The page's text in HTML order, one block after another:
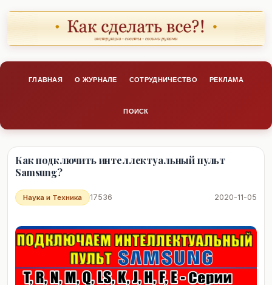
ГЛАВНАЯ О ЖУРНАЛЕ СОТРУДНИЧЕСТВО РЕКЛАМА
ПОИСК
Как подключить интеллектуальный пульт
Samsung?
Наука и Техника 2020-11-05
17536